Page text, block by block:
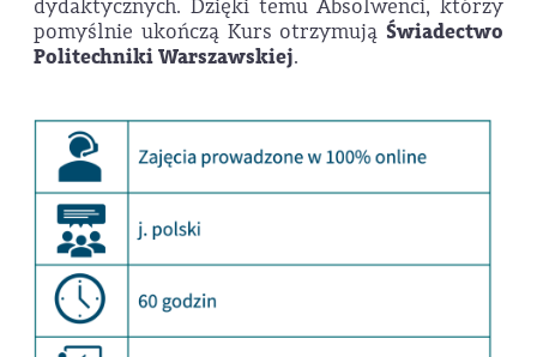
dydaktycznych. Dzięki temu Absolwenci, którzy
pomyślnie ukończą Kurs otrzymują Świadectwo
Politechniki Warszawskiej.